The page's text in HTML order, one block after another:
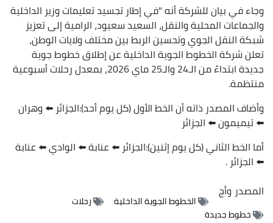
وجاء في بيان للشركة أنه "في إطار تجسيد تعليمات وزير الداخلية
والجماعات المحلية والنقل، السعيد سعيود، الرامية إلى تعزيز
شبكة النقل الجوي وتحسين الربط بين مختلف ولايات الوطن،
تعلن شركة الخطوط الجوية الداخلية عن إطلاق خطوط جوية
جديدة ابتداءً من الـ24 والـ25 ماي 2026، بمعدل رحلات أسبوعية
منتظمة.
وأضاف المصدر ذاته أن الخط الأول (كل يوم أحد):الجزائر ⬅️ وهران
⬅️ تيميمون ⬅️ الجزائر
أما الخط الثاني (كل يوم إثنين):الجزائر ⬅️ عنابة ⬅️ الوادي ⬅️ عنابة
⬅️ الجزائر .
المصدروأج
الخطوط الجوية الداخلية
رحلات
خطوط جديدة